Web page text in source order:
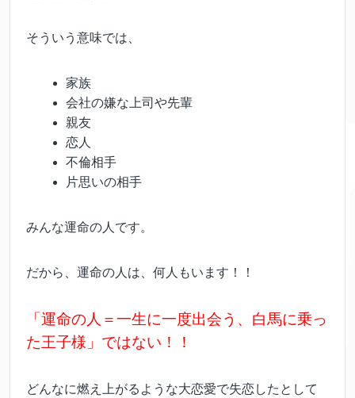
そういう意味では、
家族
会社の嫌な上司や先輩
親友
恋人
不倫相手
片思いの相手
みんな運命の人です。
だから、運命の人は、何人もいます！！
「運命の人＝一生に一度出会う、白馬に乗っ
た王子様」ではない！！
どんなに燃え上がるような大恋愛で失恋したとして